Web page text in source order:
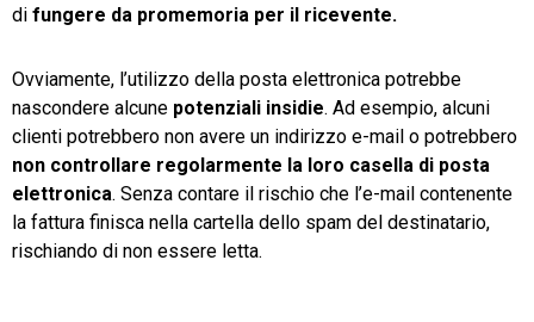
di fungere da promemoria per il ricevente.
Ovviamente, l’utilizzo della posta elettronica potrebbe
nascondere alcune potenziali insidie. Ad esempio, alcuni
clienti potrebbero non avere un indirizzo e-mail o potrebbero
non controllare regolarmente la loro casella di posta
elettronica. Senza contare il rischio che l’e-mail contenente
la fattura finisca nella cartella dello spam del destinatario,
rischiando di non essere letta.